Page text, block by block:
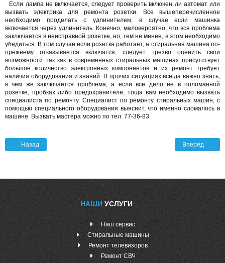
Если лампа не включается, следует проверить включен ли автомат или
вызвать электрика для ремонта розетки. Все вышеперечисленное
необходимо проделать с удлинителем, в случае если машинка
включается через удлинитель. Конечно, маловероятно, что вся проблема
заключается в неисправной розетке, но, тем не менее, в этом необходимо
убедиться. В том случае если розетка работает, а стиральная машина по-
прежнему отказывается включатся, следует трезво оценить свои
возможности так как в современных стиральных машинах присутствует
большое количество электронных компонентов и их ремонт требует
наличия оборудования и знаний. В прочих ситуациях всегда важно знать,
в чем же заключается проблема, а если все дело не в поломанной
розетке, пробках либо предохранителе, тогда вам необходимо вызвать
специалиста по ремонту. Специалист по ремонту стиральных машин, с
помощью специального оборудования выяснит, что именно сломалось в
машине. Вызвать мастера можно по тел. 77-36-83.
Назад Вперёд
НАШИУСЛУГИ
Наш сервис
Стиральные машины
Ремонт телевизоров
Ремонт СВЧ